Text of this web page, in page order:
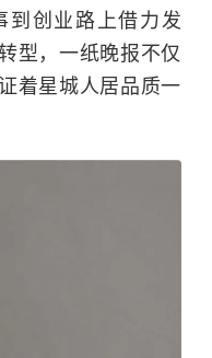
到创业路上借力发
型，一纸晚报不仅
着星城人居品质一